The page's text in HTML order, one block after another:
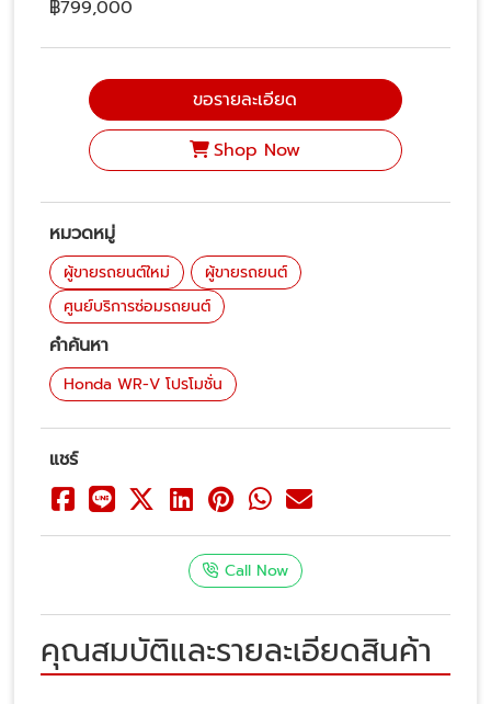
฿799,000
ขอรายละเอียด
Shop Now
หมวดหมู่
ผู้ขายรถยนต์ใหม่
ผู้ขายรถยนต์
ศูนย์บริการซ่อมรถยนต์
คำค้นหา
Honda WR-V โปรโมชั่น
แชร์
Call Now
คุณสมบัติและรายละเอียดสินค้า